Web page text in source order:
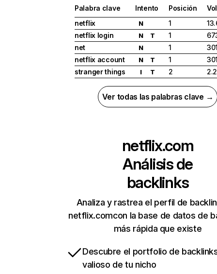
Palabra clave Intento Posición
netflix
N 1
netflix login
N T 1
net
N 1
netflix account
N T 1
stranger things
I T 2
Ver todas las palabras clave →
netflix.com
Análisis de
backlinks
Analiza y rastrea el perfil de
netflix.comcon la base de datos de
más rápida que existe
Descubre el portfolio de
valioso de tu nicho